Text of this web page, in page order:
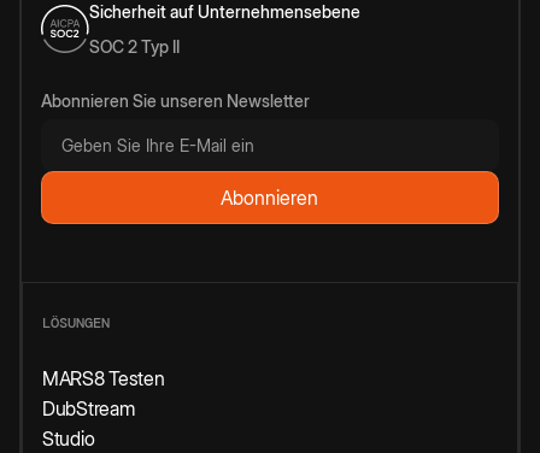
Sicherheit auf Unternehmensebene
SOC 2 Typ II
Abonnieren Sie unseren Newsletter
LÖSUNGEN
MARS8 Testen
DubStream
Studio